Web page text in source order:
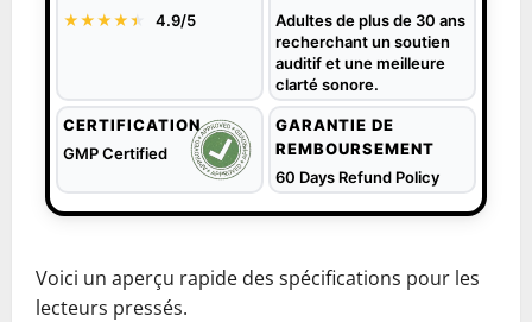
★★★★★
★ 4.9/5
Adultes de plus de 30 ans
recherchant un soutien
auditif et une meilleure
clarté sonore.
CERTIFICATION
GMP Certified
GARANTIE DE
REMBOURSEMENT
60 Days Refund Policy
Voici un aperçu rapide des spécifications pour les
lecteurs pressés.